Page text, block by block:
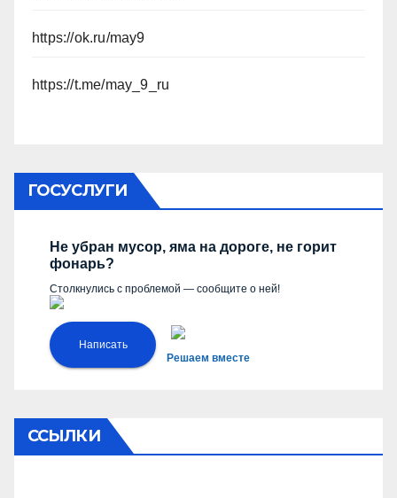
https://ok.ru/may9
https://t.me/may_9_ru
ГОСУСЛУГИ
Не убран мусор, яма на дороге, не горит
фонарь?
Столкнулись с проблемой — сообщите о ней!
Написать
Решаем вместе
ССЫЛКИ